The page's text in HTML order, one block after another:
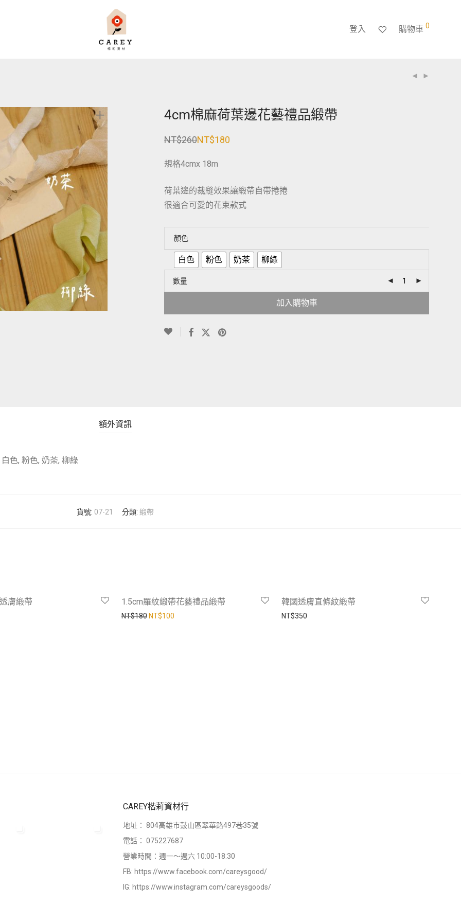
登入 購物車 0
4cm棉麻荷葉邊花藝禮品緞帶
NT$260
原
格：
NT$180
目
格：
規格4cmx 18m
荷葉邊的裁縫效果讓緞帶自帶捲捲
很適合可愛的花束款式
顏色
白色 粉色 奶茶 柳綠
數量
加入購物車
額外資訊
白色, 粉色, 奶茶, 柳綠
貨號: 07-21 分類: 緞帶
膚緞帶 1.5cm羅紋緞帶花藝禮品緞帶
NT$180原始價格：NT$180。
NT$100
韓國透膚直條紋緞帶
NT$350
CAREY楷莉資材行
地址： 804高雄市鼓山區翠華路497巷35號
電話： 075227687
營業時間：週一～週六 10:00-18:30
FB: https://www.facebook.com/careysgood/
IG: https://www.instagram.com/careysgoods/